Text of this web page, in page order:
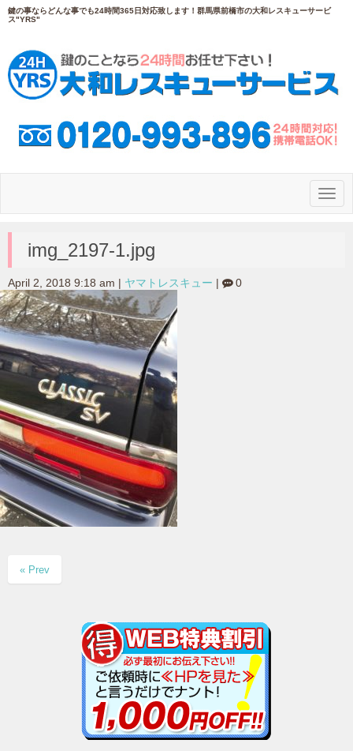
鍵の事ならどんな事でも24時間365日対応致します！群馬県前橋市の大和レスキューサービ
ス"YRS"
N
a
img_2197-1.jpg
April 2, 2018 9:18 am ヤマトレスキュー 0
« Prev